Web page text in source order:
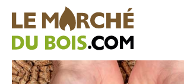
CHAUFFAGE AU BOIS